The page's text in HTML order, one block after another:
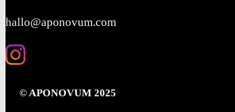
hallo@aponovum.com
© APONOVUM 2025